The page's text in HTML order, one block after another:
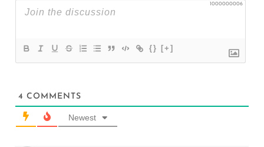
1000000006
{} [+]
4 COMMENTS
Newest